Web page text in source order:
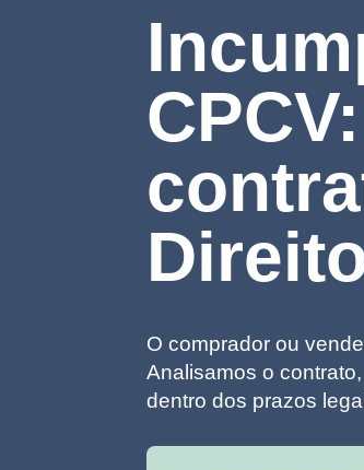
O comprador ou
Analisamos o
dentro dos prazos